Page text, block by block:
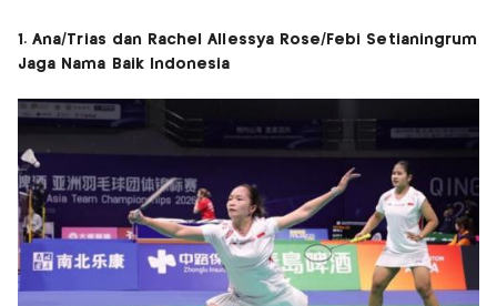
1. Ana/Trias dan Rachel Allessya Rose/Febi Setianingrum
Jaga Nama Baik Indonesia